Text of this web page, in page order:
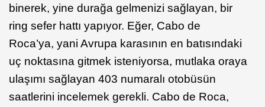
binerek, yine durağa gelmenizi sağlayan, bir
ring sefer hattı yapıyor. Eğer, Cabo de
Roca’ya, yani Avrupa karasının en batısındaki
uç noktasına gitmek isteniyorsa, mutlaka oraya
ulaşımı sağlayan 403 numaralı otobüsün
saatlerini incelemek gerekli. Cabo de Roca,